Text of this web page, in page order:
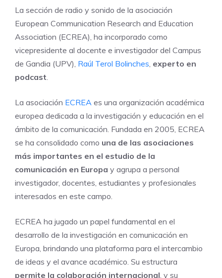
La sección de radio y sonido de la asociación
European Communication Research and Education
Association (ECREA), ha incorporado como
vicepresidente al docente e investigador del Campus
de Gandia (UPV), Raúl Terol Bolinches experto en
podcast
La asociación ECREA es una organización académica
europea dedicada a la investigación y educación en el
ámbito de la comunicación. Fundada en 2005, ECREA
se ha consolidado como una de las asociaciones
más importantes en el estudio de la
comunicación en Europa y agrupa a personal
investigador, docentes, estudiantes y profesionales
interesados en este campo.
ECREA ha jugado un papel fundamental en el
desarrollo de la investigación en comunicación en
Europa, brindando una plataforma para el intercambio
de ideas y el avance académico. Su estructura
permite la colaboración internacional , y su